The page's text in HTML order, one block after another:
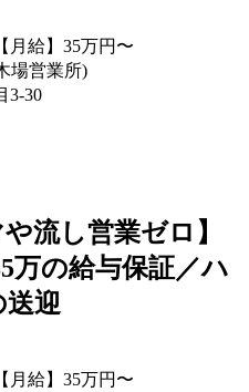
月給】35万円〜
場営業所)
3-30
流し営業ゼロ】
万の給与保証／ハ
迎
月給】35万円〜